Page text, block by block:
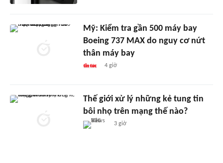
Mỹ: Kiểm tra gần 500 máy bay
Boeing 737 MAX do nguy cơ nứt
thân máy bay
4 giờ
Thế giới xử lý những kẻ tung tin
bôi nhọ trên mạng thế nào?
3 giờ